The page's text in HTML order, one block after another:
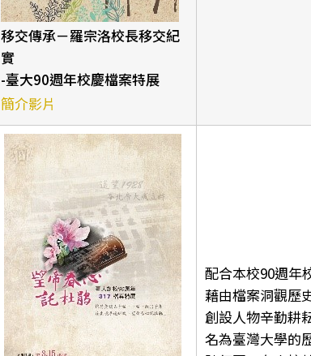
移交傳承－羅宗洛校長移交紀
實
-臺大90週年校慶檔案特展
簡介影片
配合本校90週年
藉由檔案洞觀歷
創設人物辛勤耕
名為臺灣大學的